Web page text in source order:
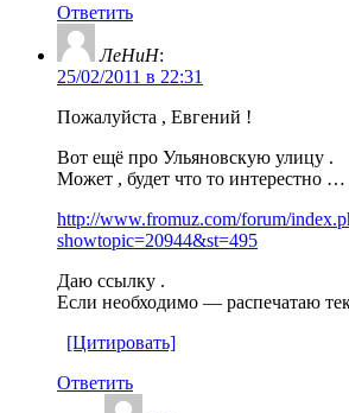
Ответить
ЛеНиН:
25/02/2011 в 22:31
Пожалуйста , Евгений !
Вот ещё про Ульяновскую улицу .
Может , будет что то интерестно …
http://www.fromuz.com/forum/
showtopic=20944&st=495
Даю ссылку .
Если необходимо — распечатаю
[Цитировать]
Ответить